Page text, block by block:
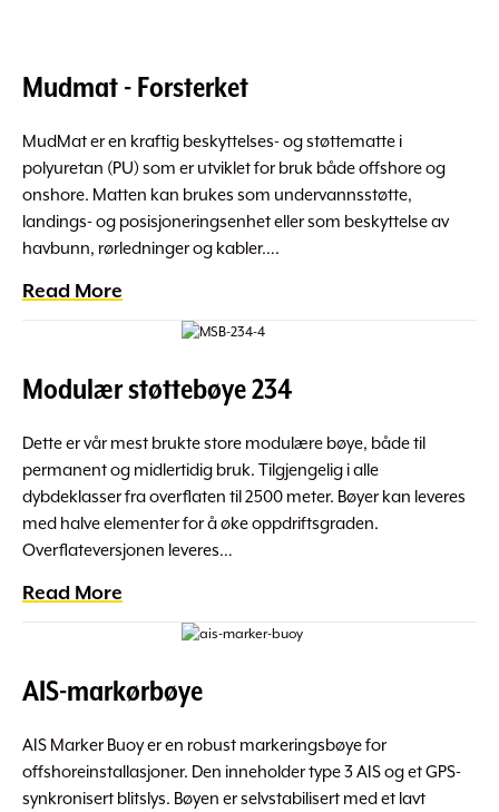
Mudmat - Forsterket
MudMat er en kraftig beskyttelses- og støttematte i
polyuretan (PU) som er utviklet for bruk både offshore og
onshore. Matten kan brukes som undervannsstøtte,
landings- og posisjoneringsenhet eller som beskyttelse av
havbunn, rørledninger og kabler….
Read More
Modulær støttebøye 234
Dette er vår mest brukte store modulære bøye, både til
permanent og midlertidig bruk. Tilgjengelig i alle
dybdeklasser fra overflaten til 2500 meter. Bøyer kan leveres
med halve elementer for å øke oppdriftsgraden.
Overflateversjonen leveres…
Read More
AIS-markørbøye
AIS Marker Buoy er en robust markeringsbøye for
offshoreinstallasjoner. Den inneholder type 3 AIS og et GPS-
synkronisert blitslys. Bøyen er selvstabilisert med et lavt